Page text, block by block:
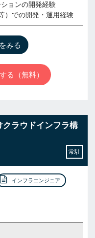
ョンの開発経験
）での開発・運用経験
みる
る（無料）
クラウドインフラ構
常駐
インフラエンジニア